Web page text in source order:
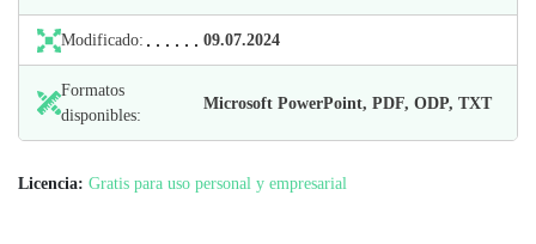
Modificado: 09.07.2024
Formatos
disponibles:
Microsoft PowerPoint, PDF, ODP, TXT
Licencia: Gratis para uso personal y empresarial